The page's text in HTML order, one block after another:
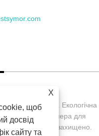
Co., Ltd., 2022. Екологічна
суха шафа, камера для
Усі права захищено.
X
щоб
досвід
сайту та